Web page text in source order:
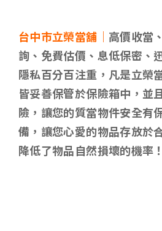
台中市立榮當舖｜ 高價收當
詢、免費估價、息低保密、
隱私百分百注重，凡是立榮
皆妥善保管於保險箱中，並
險，讓您的質當物件安全有
備，讓您心愛的物品存放於
降低了物品自然損壞的機率！